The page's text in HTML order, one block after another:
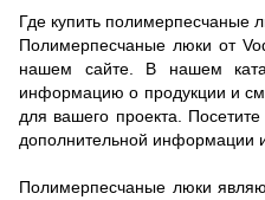
Где купить полимерпесчаные
Полимерпесчаные люки от
нашем сайте. В нашем
информацию о продукции и
для вашего проекта. Посетите
дополнительной информации и
Полимерпесчаные люки